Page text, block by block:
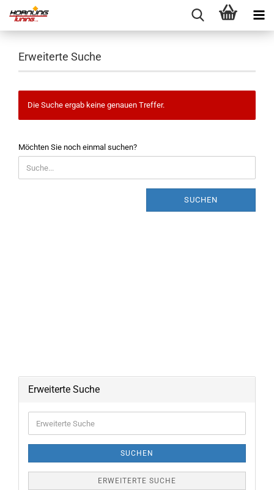
Erweiterte Suche
Die Suche ergab keine genauen Treffer.
MÖCHTEN
SIE
NOCH
EINMAL
Möchten Sie noch einmal suchen?
SUCHEN
Erweiterte Suche
Suche
SUCHEN
ERWEITERTE SUCHE